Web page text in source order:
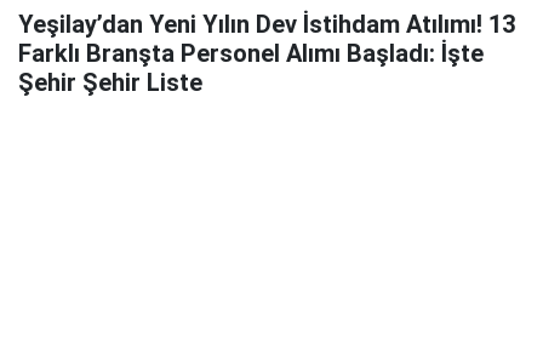
Yeşilay’dan Yeni Yılın Dev İstihdam Atılımı! 13
Farklı Branşta Personel Alımı Başladı: İşte
Şehir Şehir Liste